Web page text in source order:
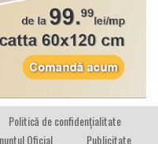
Politică de confidențialitate
Oficial
Publicitate